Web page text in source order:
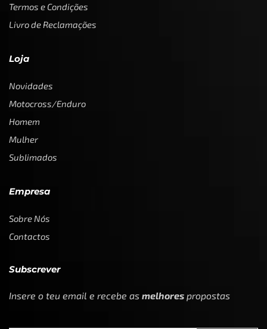
Termos e Condições
Livro de Reclamações
Loja
Novidades
Motocross/Enduro
Homem
Mulher
Sublimados
Empresa
Sobre Nós
Contactos
Subscrever
Insere o teu email e recebe as melhores propostas